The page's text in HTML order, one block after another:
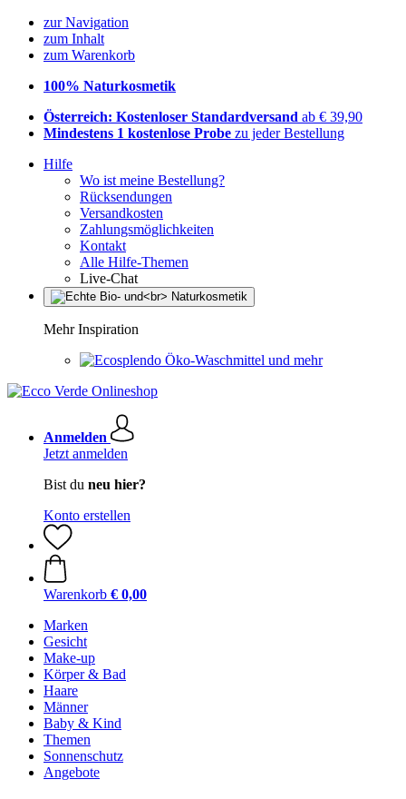
zur Navigation
zum Inhalt
zum Warenkorb
100% Naturkosmetik
Österreich: Kostenloser Standardversand ab € 39,90
Mindestens 1 kostenlose Probe zu jeder Bestellung
Hilfe
Wo ist meine Bestellung?
Rücksendungen
Versandkosten
Zahlungsmöglichkeiten
Kontakt
Alle Hilfe-Themen
Live-Chat
Mehr Inspiration
Öko-Waschmittel und mehr
Anmelden
Jetzt anmelden
Bist du neu hier?
Konto erstellen
Warenkorb € 0,00
Marken
Gesicht
Make-up
Körper & Bad
Haare
Männer
Baby & Kind
Themen
Sonnenschutz
Angebote